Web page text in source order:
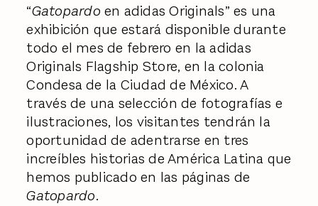
“Gatopardo en adidas Originals” es una
exhibición que estará disponible durante
todo el mes de febrero en la adidas
Originals Flagship Store, en la colonia
Condesa de la Ciudad de México. A
través de una selección de fotografías e
ilustraciones, los visitantes tendrán la
oportunidad de adentrarse en tres
increíbles historias de América Latina que
hemos publicado en las páginas de
Gatopardo.